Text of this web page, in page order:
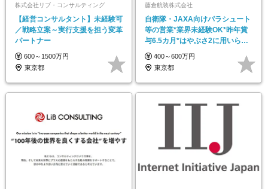
株式会社リブ・コンサルティング
【経営コンサルタント】未経験可
／戦略立案～実行支援を担う変革
パートナー
600～1500万円
東京都
藤倉航装株式会社
自衛隊・JAXA向けパラシュート
等の営業*業界未経験OK*昨年賞
与6.5カ月*はやぶさ2に用いられ
た自社製品有
400～600万円
東京都